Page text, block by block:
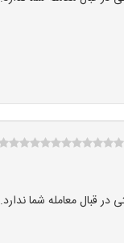
قبال معامله شما ندارد.